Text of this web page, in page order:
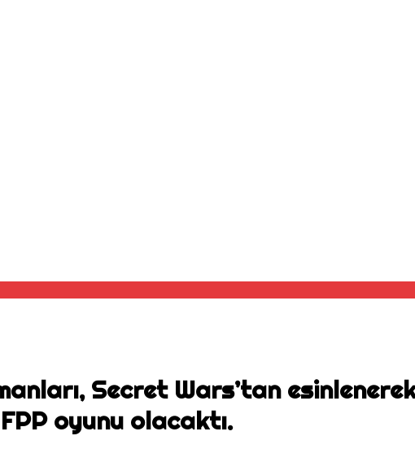
Secret Wars’tan
oyunu olacaktı.